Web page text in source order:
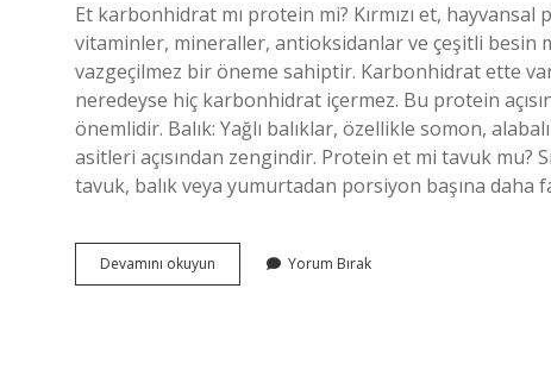
Et karbonhidrat mı protein mi? Kırmızı et,
vitaminler, mineraller, antioksidanlar ve çeşitli besin
vazgeçilmez bir öneme sahiptir. Karbonhidrat ette
neredeyse hiç karbonhidrat içermez. Bu protein
önemlidir. Balık: Yağlı balıklar, özellikle somon,
asitleri açısından zengindir. Protein et mi tavuk mu?
tavuk, balık veya yumurtadan porsiyon başına daha
Devamını okuyun
Protein
Yorum Bırak